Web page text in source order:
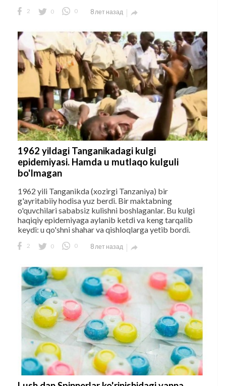
2 0 0 8 лет назад 
1962 yildagi Tanganikadagi kulgi
epidemiyasi. Hamda u mutlaqo kulguli
bo'lmagan
1962 yili Tanganikda (xozirgi Tanzaniya) bir
g'ayritabiiy hodisa yuz berdi. Bir maktabning
o'quvchilari sababsiz kulishni boshlaganlar. Bu kulgi
haqiqiy epidemiyaga aylanib ketdi va keng tarqalib
keydi: u qo'shni shahar va qishloqlarga yetib bordi.
2 0 0 8 лет назад 